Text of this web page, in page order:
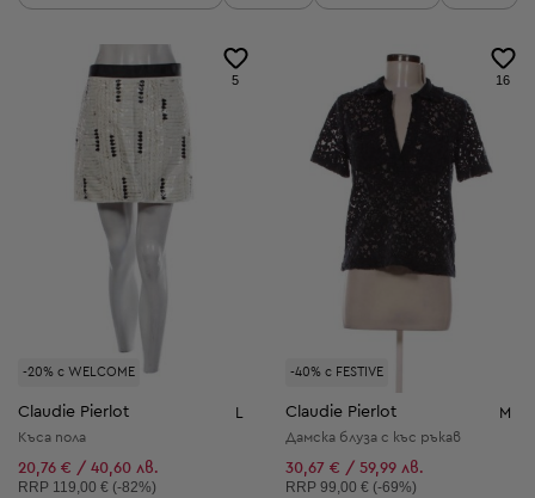
-20% с WELCOME
5
Claudie Pierlot
Къса пола
20,76 € / 40,60 лв.
Препоръчителна цена:
RRP 119,00 € (-82%)
-40% с FESTIVE
16
Claudie Pierlot M
Дамска блуза с къс ръкав
30,67 € / 59,99 лв.
Препоръчителна цена:
RRP 99,00 € (-69%)